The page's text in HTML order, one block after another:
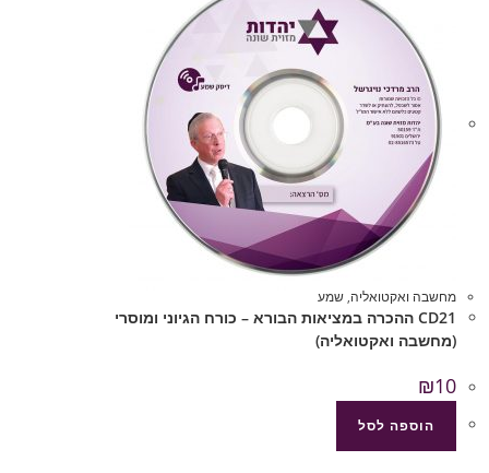
מחשבה ואקטואליה, שמע
CD21 ההכרה במציאות הבורא – כורח הגיוני ומוסרי
(מחשבה ואקטואליה)
₪10
הוספה לסל